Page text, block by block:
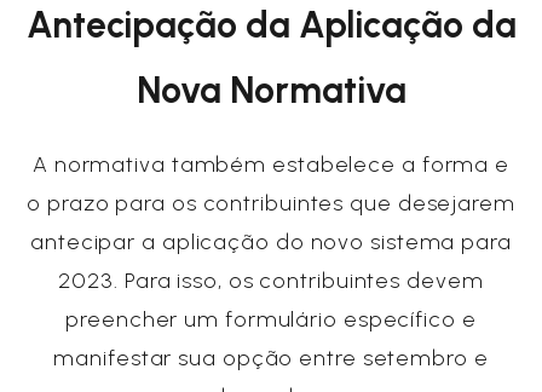
Antecipação da Aplicação da
Nova Normativa
A normativa também estabelece a forma e
o prazo para os contribuintes que desejarem
antecipar a aplicação do novo sistema para
2023. Para isso, os contribuintes devem
preencher um formulário específico e
manifestar sua opção entre setembro e